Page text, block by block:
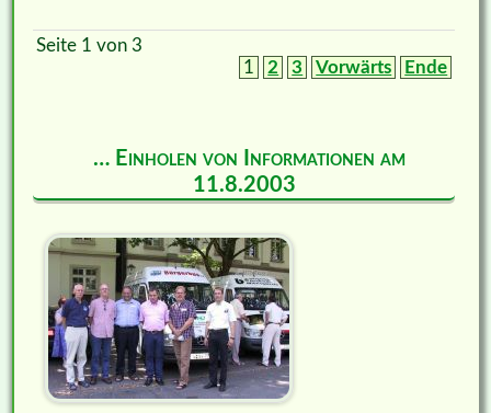
Seite 1 von 3
1
2 3 Vorwärts Ende
… Einholen von Informationen am
11.8.2003